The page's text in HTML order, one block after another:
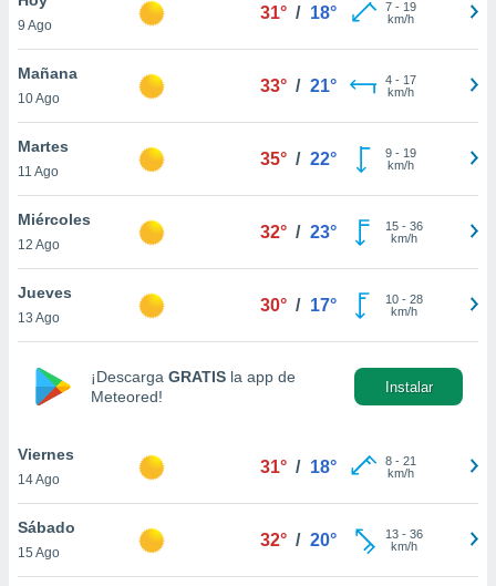
y
en
más
de
cookies
aceptar
de
sitio
9 Ago
31° / 18° 7- 19
km/h
Mañana
10 Ago
33° / 21° 4- 17
km/h
Martes
11 Ago
35° / 22° 9- 19
km/h
Miércoles
12 Ago
32° / 23° 15- 36
km/h
Jueves
13 Ago
30° / 17° 10- 28
km/h
¡Descarga GRATIS la app de
Meteored!
Instalar
Viernes
14 Ago
31° / 18° 8- 21
km/h
Sábado
15 Ago
32° / 20° 13- 36
km/h